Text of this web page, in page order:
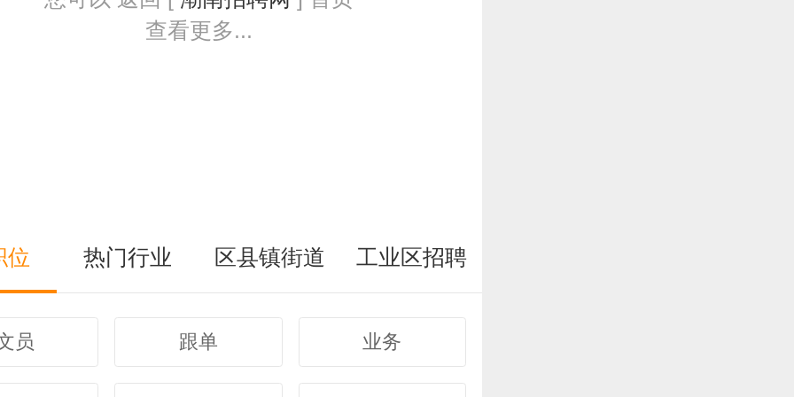
查看更多...
位 热门行业 区县镇街道 工业区招聘
员 跟单 业务